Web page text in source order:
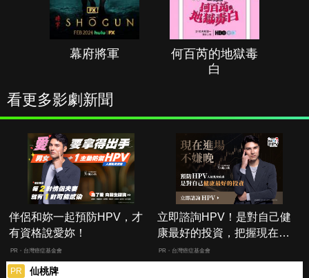
幕府將軍
何百芮的地獄毒
白
看更多影劇新聞
伴侶和妳一起預防HPV，才
有資格說愛妳！
PR・台灣癌症基金會
立即諮詢HPV！是對自己健
康最好的投資，把握現在不
嫌晚！
PR・台灣癌症基金會
PR 仙桃牌